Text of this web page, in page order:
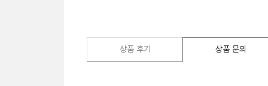
상품 후기 상품 문의